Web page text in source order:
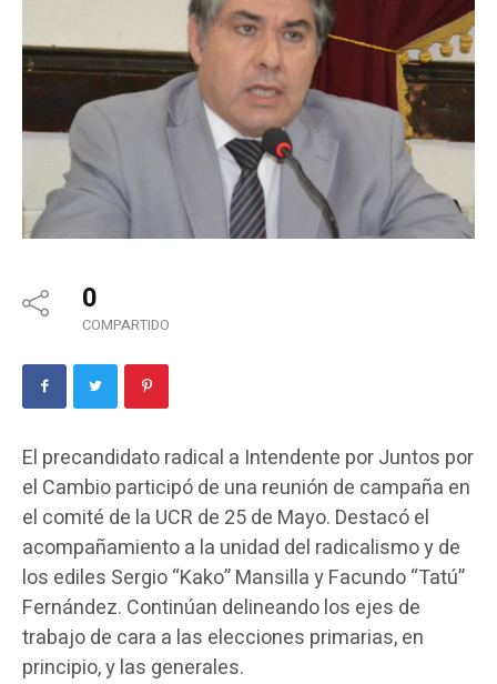
0
COMPARTIDO
El precandidato radical a Intendente por Juntos por
el Cambio participó de una reunión de campaña en
el comité de la UCR de 25 de Mayo. Destacó el
acompañamiento a la unidad del radicalismo y de
los ediles Sergio “Kako” Mansilla y Facundo “Tatú”
Fernández. Continúan delineando los ejes de
trabajo de cara a las elecciones primarias, en
principio, y las generales.